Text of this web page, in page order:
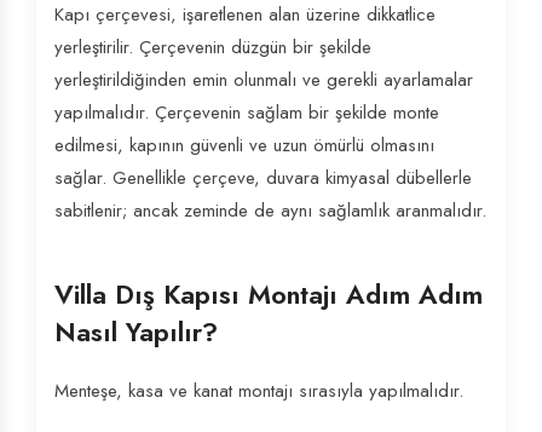
Kapı çerçevesi, işaretlenen alan üzerine dikkatlice
yerleştirilir. Çerçevenin düzgün bir şekilde
yerleştirildiğinden emin olunmalı ve gerekli ayarlamalar
yapılmalıdır. Çerçevenin sağlam bir şekilde monte
edilmesi, kapının güvenli ve uzun ömürlü olmasını
sağlar. Genellikle çerçeve, duvara kimyasal dübellerle
sabitlenir; ancak zeminde de aynı sağlamlık aranmalıdır.
Villa Dış Kapısı Montajı Adım Adım
Nasıl Yapılır?
Menteşe, kasa ve kanat montajı sırasıyla yapılmalıdır.